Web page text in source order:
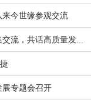
来今世缘参观交流
流，共话高质量发...
专题会召开